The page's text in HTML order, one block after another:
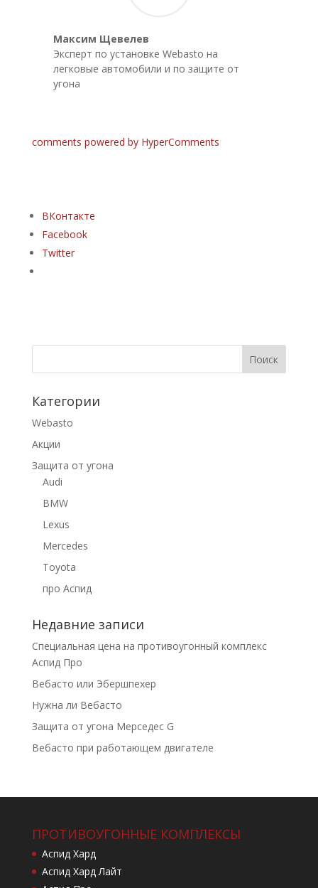
Максим Щевелев
Эксперт по установке Webasto на
легковые автомобили и по защите от
угона
comments powered by HyperComments
ВКонтакте
Facebook
Twitter
Категории
Webasto
Акции
Защита от угона
Audi
BMW
Lexus
Mercedes
Toyota
про Аспид
Недавние записи
Специальная цена на противоугонный комплекс
Аспид Про
Вебасто или Эбершпехер
Нужна ли Вебасто
Защита от угона Мерседес G
Вебасто при работающем двигателе
ПРОТИВОУГОННЫЕ КОМПЛЕКСЫ
Аспид Хард
Аспид Хард Лайт